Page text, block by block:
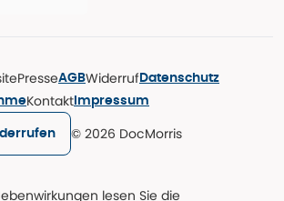
PresseAGBWiderruf Datenschutz
Kontakt Impressum
© 2026 DocMorris
lesen Sie die